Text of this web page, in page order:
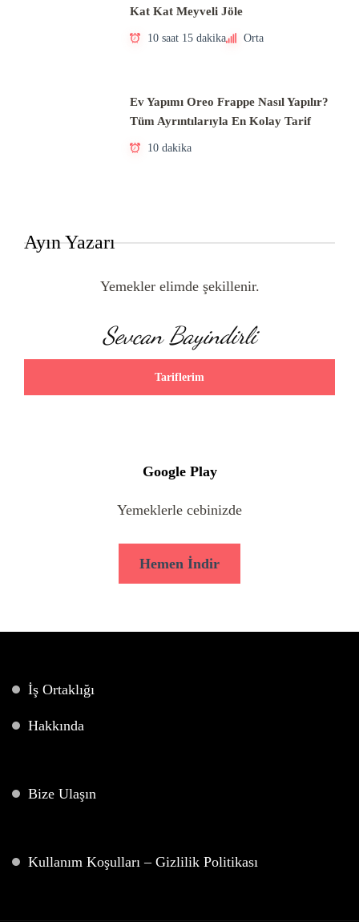
Kat Kat Meyveli Jöle
10 saat 15 dakika Orta
Ev Yapımı Oreo Frappe Nasıl Yapılır?
Tüm Ayrıntılarıyla En Kolay Tarif
10 dakika
Ayın Yazarı
Yemekler elimde şekillenir.
Sevcan Bayindirli
Tariflerim
Google Play
Yemeklerle cebinizde
Hemen İndir
İş Ortaklığı
Hakkında
Bize Ulaşın
Kullanım Koşulları – Gizlilik Politikası